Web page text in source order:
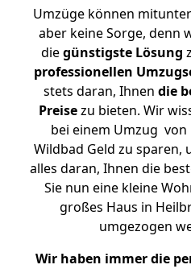
Umzüge können
aber keine Sorge, denn
diegünstigste Lösung
professionellen
stets daran, Ihnen die
Preisezu bieten. Wir
bei einem Umzug
Wildbad Geld zu sparen,
alles daran, Ihnen die
Sie nun eine kleine
großes Haus in
umgezogen
Wir haben immer die